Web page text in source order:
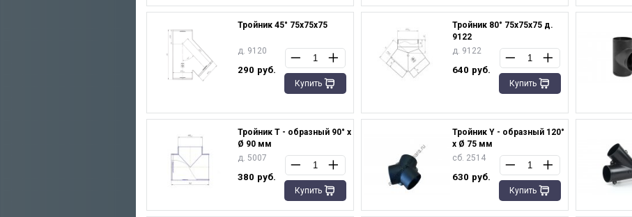
Тройник 45° 75х75х75
д. 9120
290 руб.
Купить
Тройник 80° 75х75х75 д.
9122
д. 9122
640 руб.
Купить
Тройник T - образный 90° х
Ø 90 мм
д. 5007
380 руб.
Купить
Тройник Y - образный 120°
х Ø 75 мм
сб. 2514
630 руб.
Купить